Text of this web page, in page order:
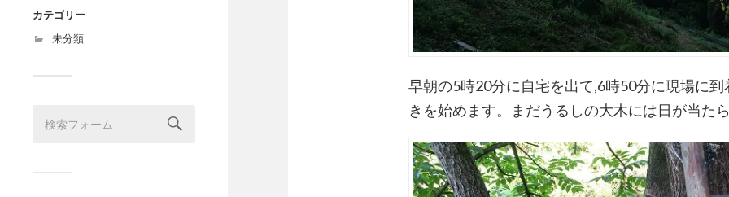
カテゴリー
未分類
早朝の5時20分に自宅を出て,6時50分に現場に
きを始めます。まだうるしの大木には日が当たら